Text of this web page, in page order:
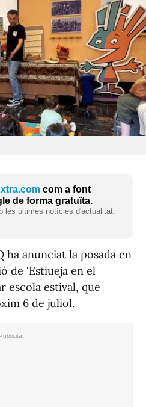
com a font
de forma gratuïta.
les últimes notícies d'actualitat.
ha anunciat la posada en
de 'Estiueja en el
escola estival, que
6 de juliol.